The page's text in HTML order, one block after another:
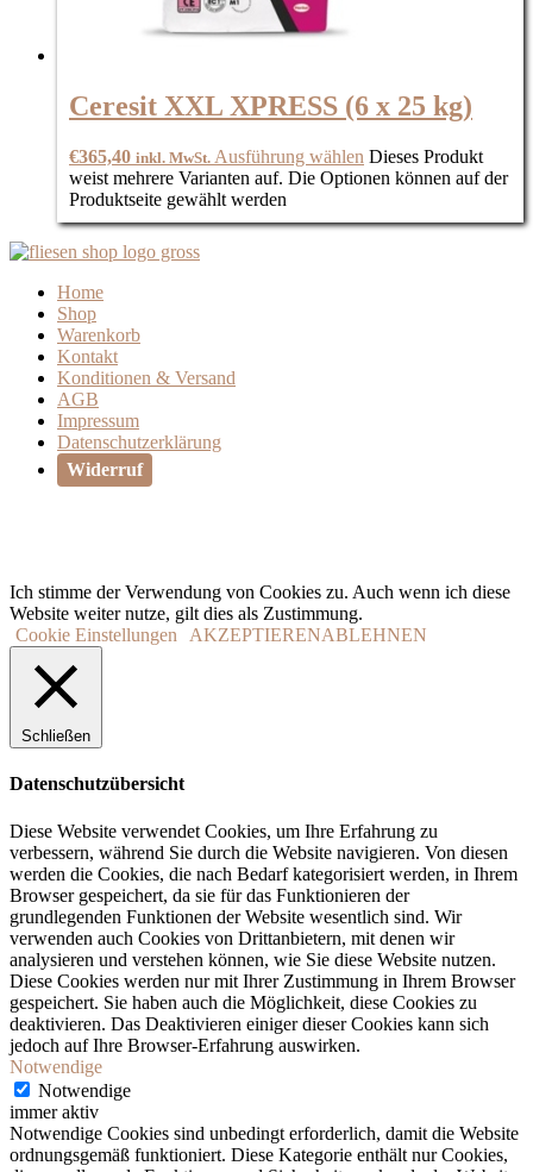
Ceresit XXL XPRESS (6 x 25 kg)
€365,40 inkl. MwSt. Ausführung wählen Dieses Produkt
weist mehrere Varianten auf. Die Optionen können auf der
Produktseite gewählt werden
Home
Shop
Warenkorb
Kontakt
Konditionen & Versand
AGB
Impressum
Datenschutzerklärung
Widerruf
Ich stimme der Verwendung von Cookies zu. Auch wenn ich diese
Website weiter nutze, gilt dies als Zustimmung.
Cookie Einstellungen
AKZEPTIERENABLEHNEN
Schließen
Datenschutzübersicht
Diese Website verwendet Cookies, um Ihre Erfahrung zu
verbessern, während Sie durch die Website navigieren. Von diesen
werden die Cookies, die nach Bedarf kategorisiert werden, in Ihrem
Browser gespeichert, da sie für das Funktionieren der
grundlegenden Funktionen der Website wesentlich sind. Wir
verwenden auch Cookies von Drittanbietern, mit denen wir
analysieren und verstehen können, wie Sie diese Website nutzen.
Diese Cookies werden nur mit Ihrer Zustimmung in Ihrem Browser
gespeichert. Sie haben auch die Möglichkeit, diese Cookies zu
deaktivieren. Das Deaktivieren einiger dieser Cookies kann sich
jedoch auf Ihre Browser-Erfahrung auswirken.
Notwendige
Notwendige
immer aktiv
Notwendige Cookies sind unbedingt erforderlich, damit die Website
ordnungsgemäß funktioniert. Diese Kategorie enthält nur Cookies,